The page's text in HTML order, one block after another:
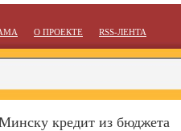
О ПРОЕКТЕ RSS-ЛЕНТА
кредит из бюджета